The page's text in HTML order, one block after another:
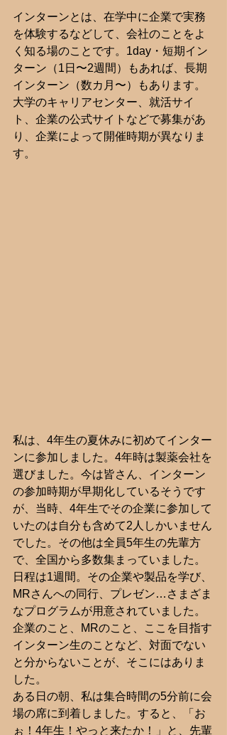
インターンとは、在学中に企業で実務
を体験するなどして、会社のことをよ
く知る場のことです。1day・短期イン
ターン（1日〜2週間）もあれば、長期
インターン（数カ月〜）もあります。
大学のキャリアセンター、就活サイ
ト、企業の公式サイトなどで募集があ
り、企業によって開催時期が異なりま
す。
私は、4年生の夏休みに初めてインター
ンに参加しました。4年時は製薬会社を
選びました。今は皆さん、インターン
の参加時期が早期化しているそうです
が、当時、4年生でその企業に参加して
いたのは自分も含めて2人しかいません
でした。その他は全員5年生の先輩方
で、全国から多数集まっていました。
日程は1週間。その企業や製品を学び、
MRさんへの同行、プレゼン…さまざま
なプログラムが用意されていました。
企業のこと、MRのこと、ここを目指す
インターン生のことなど、対面でない
と分からないことが、そこにはありま
した。
ある日の朝、私は集合時間の5分前に会
場の席に到着しました。すると、「お
ぉ！4年生！やっと来たか！」と、先輩